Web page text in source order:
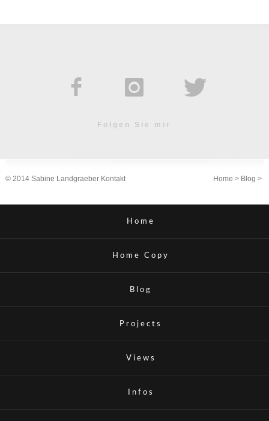
Folgen Sie mir
© 2014 Sabine Landgraeber Kontakt Home > Blog >
Home
Home Copy
Blog
Projects
Views
Infos